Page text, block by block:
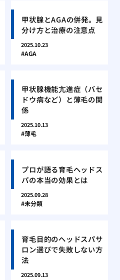
甲状腺とAGAの併発。見
分け方と治療の注意点
2025.10.23
AGA
甲状腺機能亢進症（バセ
ドウ病など）と薄毛の関
係
2025.10.13
薄毛
プロが語る育毛ヘッドス
パの本当の効果とは
2025.09.28
未分類
育毛目的のヘッドスパサ
ロン選びで失敗しない方
法
2025.09.13